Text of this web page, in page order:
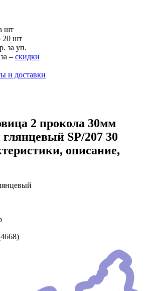
шт
20 шт
за уп.
– скидки
и доставки
2 прокола 30мм
SP/207 30
описание,